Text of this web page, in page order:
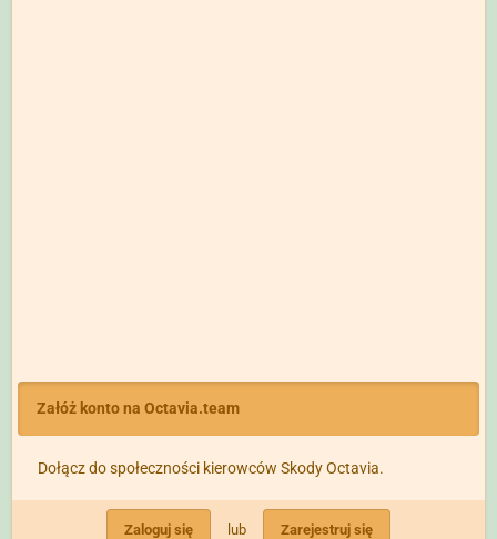
Załóż konto na Octavia.team
Dołącz do społeczności kierowców Skody Octavia.
Zaloguj się lub Zarejestruj się